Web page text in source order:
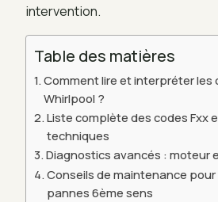
intervention.
Table des matières
Comment lire et interpréter les
Whirlpool ?
Liste complète des codes Fxx
techniques
Diagnostics avancés : moteur
Conseils de maintenance
pannes 6ème sens